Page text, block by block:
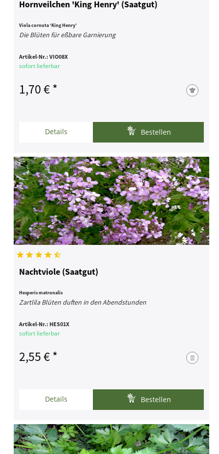
Hornveilchen 'King Henry' (Saatgut)
Viola cornuta ‘King Henry’
Die Blüten für eßbare Garnierung
Artikel-Nr.:VIO08X
sofort lieferbar
1,70 € *
Details Bestellen
Nachtviole (Saatgut)
Hesperis matronalis
Zartlila Blüten duften in den Abendstunden
Artikel-Nr.: HES01X
sofort lieferbar
2,55 € *
Details Bestellen